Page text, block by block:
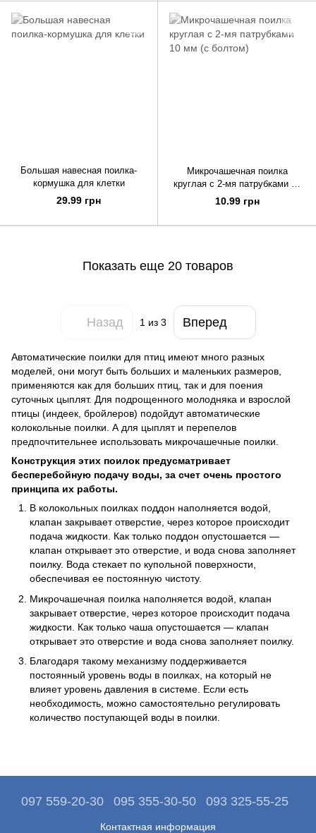
Большая навесная поилка-
кормушка для клетки
29.99 грн
Микрочашечная поилка
круглая с 2-мя патрубками 10
мм (с болтом)
10.99 грн
Показать еще 20 товаров
Назад 1из 3 Вперед
Автоматические поилки для птиц имеют много разных
моделей, они могут быть больших и маленьких размеров,
применяются как для больших птиц, так и для поения
суточных цыплят. Для подрощенного молодняка и взрослой
птицы (индеек, бройлеров) подойдут автоматические
колокольные поилки. А для цыплят и перепелов
предпочтительнее использовать микрочашечные поилки.
Конструкция этих поилок предусматривает
бесперебойную подачу воды, за счет очень простого
принципа их работы.
В колокольных поилках поддон наполняется водой,
клапан закрывает отверстие, через которое происходит
подача жидкости. Как только поддон опустошается —
клапан открывает это отверстие, и вода снова заполняет
поилку. Вода стекает по купольной поверхности,
обеспечивая ее постоянную чистоту.
Микрочашечная поилка наполняется водой, клапан
закрывает отверстие, через которое происходит подача
жидкости. Как только чаша опустошается — клапан
открывает это отверстие и вода снова заполняет поилку.
Благодаря такому механизму поддерживается
постоянный уровень воды в поилках, на который не
влияет уровень давления в системе. Если есть
необходимость, можно самостоятельно регулировать
количество поступающей воды в поилки.
097 559-20-30 095 355-30-50 093 325-55-25
Контактная информация